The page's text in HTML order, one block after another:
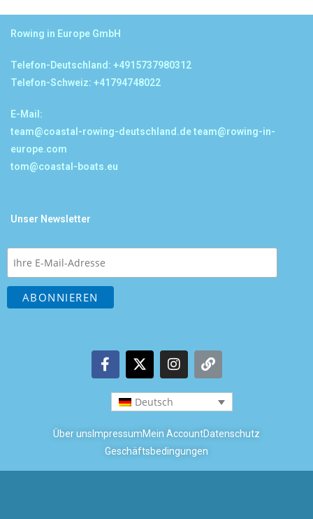
Rowing in Europe GmbH
Telefon-Deutschland: +4915737980312
Telefon-Schweiz: +41794748022
E-Mail:
team@coastal-rowing-deutschland.deteam@rowing-in-
europe.com
tom@coastal-boats.eu
Unser Newsletter
Deutsch
Über uns ImpressumMein AccountDatenschutz
Geschäftsbedingungen